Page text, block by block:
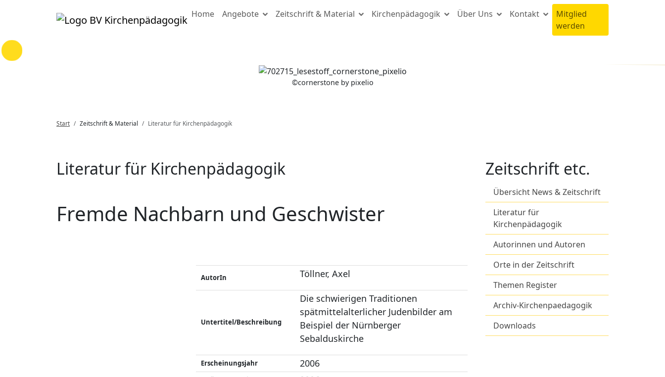
Loading...
Home Angebote Zeitschrift & Material Kirchenpädagogik Über Uns Kontakt
Mitglied
werden
©cornerstone by pixelio
Start Zeitschrift & Material Literatur für Kirchenpädagogik
Zeitschrift etc.
Übersicht News & Zeitschrift
Literatur für
Kirchenpädagogik
Autorinnen und Autoren
Orte in der Zeitschrift
Themen Register
Archiv-Kirchenpaedagogik
Downloads
Literatur für Kirchenpädagogik
Fremde Nachbarn und Geschwister
AutorIn Töllner, Axel
Untertitel/Beschreibung
Die schwierigen Traditionen
spätmittelalterlicher Judenbilder am
Beispiel der Nürnberger
Sebalduskirche
Erscheinungsjahr 2006